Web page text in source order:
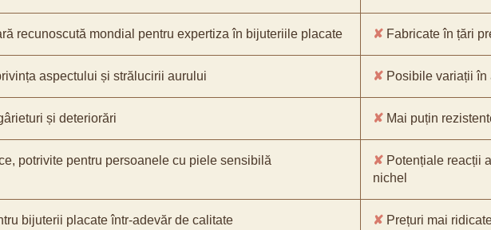
recunoscută mondial pentru expertiza în bijuteriile placate ✘ Fabricate în țări
aspectului și strălucirii aurului ✘ Posibile variații
și deteriorări ✘ Mai puțin
potrivite pentru persoanele cu piele sensibilă ✘ Potențiale reacții
nichel
bijuterii placate într-adevăr de calitate ✘ Prețuri mai